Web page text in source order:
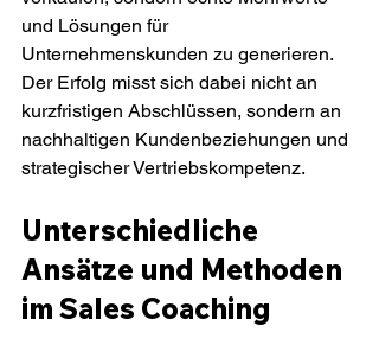
und Lösungen für
Unternehmenskunden zu generieren.
Der Erfolg misst sich dabei nicht an
kurzfristigen Abschlüssen, sondern an
nachhaltigen Kundenbeziehungen und
strategischer Vertriebskompetenz.
Unterschiedliche
Ansätze und Methoden
im Sales Coaching